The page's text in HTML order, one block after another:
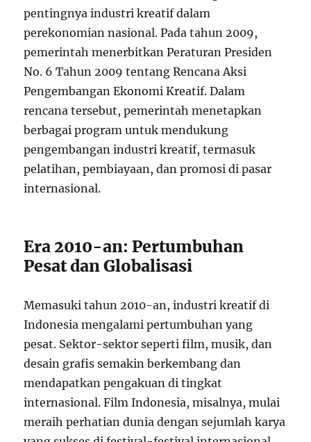
pentingnya industri kreatif dalam
perekonomian nasional. Pada tahun 2009,
pemerintah menerbitkan Peraturan Presiden
No. 6 Tahun 2009 tentang Rencana Aksi
Pengembangan Ekonomi Kreatif. Dalam
rencana tersebut, pemerintah menetapkan
berbagai program untuk mendukung
pengembangan industri kreatif, termasuk
pelatihan, pembiayaan, dan promosi di pasar
internasional.
Era 2010-an: Pertumbuhan
Pesat dan Globalisasi
Memasuki tahun 2010-an, industri kreatif di
Indonesia mengalami pertumbuhan yang
pesat. Sektor-sektor seperti film, musik, dan
desain grafis semakin berkembang dan
mendapatkan pengakuan di tingkat
internasional. Film Indonesia, misalnya, mulai
meraih perhatian dunia dengan sejumlah karya